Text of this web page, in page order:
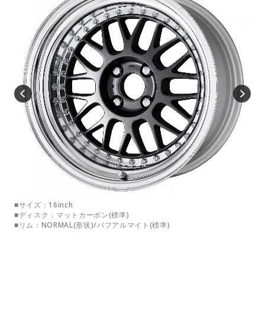
■サイズ：16inch
■ディスク：マットカーボン(標準)
■リム：NORMAL(形状)/バフアルマイト(標準)